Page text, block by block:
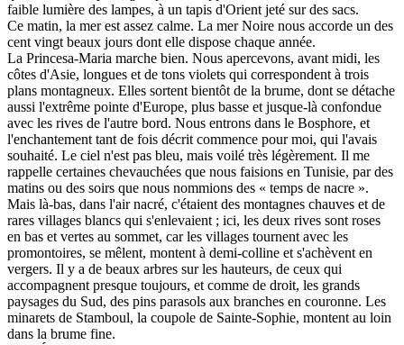
faible lumière des lampes, à un tapis d'Orient jeté sur des sacs.
Ce matin, la mer est assez calme. La mer Noire nous accorde un des
cent vingt beaux jours dont elle dispose chaque année.
La Princesa-Maria marche bien. Nous apercevons, avant midi, les
côtes d'Asie, longues et de tons violets qui correspondent à trois
plans montagneux. Elles sortent bientôt de la brume, dont se détache
aussi l'extrême pointe d'Europe, plus basse et jusque-là confondue
avec les rives de l'autre bord. Nous entrons dans le Bosphore, et
l'enchantement tant de fois décrit commence pour moi, qui l'avais
souhaité. Le ciel n'est pas bleu, mais voilé très légèrement. Il me
rappelle certaines chevauchées que nous faisions en Tunisie, par des
matins ou des soirs que nous nommions des « temps de nacre ».
Mais là-bas, dans l'air nacré, c'étaient des montagnes chauves et de
rares villages blancs qui s'enlevaient ; ici, les deux rives sont roses
en bas et vertes au sommet, car les villages tournent avec les
promontoires, se mêlent, montent à demi-colline et s'achèvent en
vergers. Il y a de beaux arbres sur les hauteurs, de ceux qui
accompagnent presque toujours, et comme de droit, les grands
paysages du Sud, des pins parasols aux branches en couronne. Les
minarets de Stamboul, la coupole de Sainte-Sophie, montent au loin
dans la brume fine.